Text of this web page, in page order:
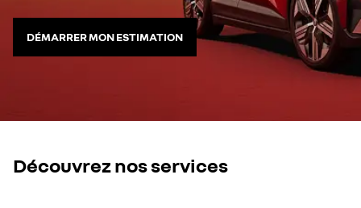
DÉMARRER MON ESTIMATION
Découvrez nos services